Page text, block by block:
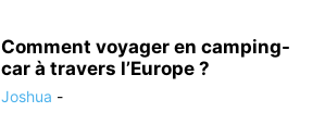
Comment voyager en camping-
car à travers l’Europe ?
Joshua -